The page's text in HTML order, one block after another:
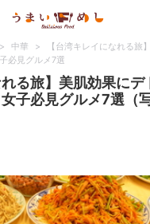
> 中華 >
【台湾キレイになれる旅
必見グルメ7選
れる旅】美肌効果に
子必見グルメ7選（